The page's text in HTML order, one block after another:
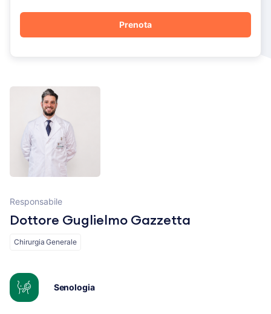
Responsabile
Dottore Guglielmo Gazzetta
Chirurgia Generale
Senologia